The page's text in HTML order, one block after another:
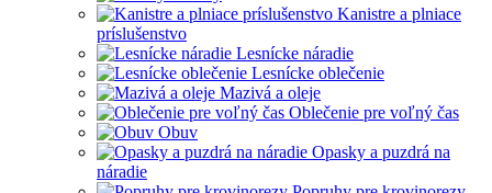
Kanistre a plniace
príslušenstvo
Lesnícke náradie
Lesnícke oblečenie
Mazivá a oleje
Oblečenie pre voľný čas
Obuv
Opasky a puzdrá na
náradie